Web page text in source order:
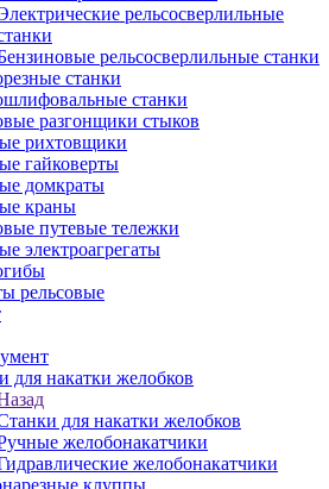
рельсосверлильные
рельсосверлильные станки
станки
станки
разгонщики стыков
рихтовщики
гайковерты
домкраты
краны
путевые тележки
электроагрегаты
рельсовые
для накатки желобков
для накатки желобков
желобонакатчики
желобонакатчики
клуппы